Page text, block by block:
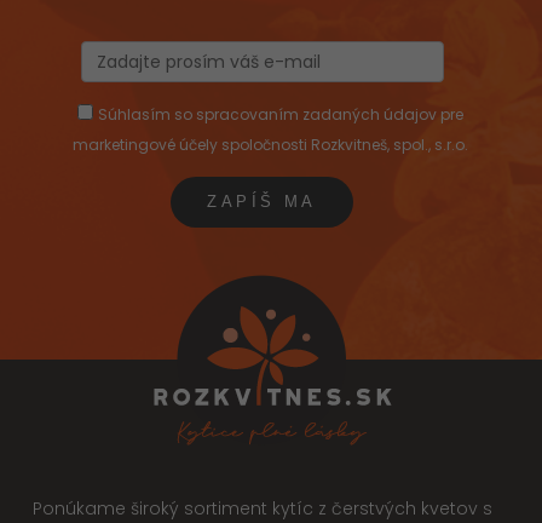
Súhlasím so spracovaním zadaných údajov pre
marketingové účely spoločnosti Rozkvitneš, spol., s.r.o.
Ponúkame široký sortiment kytíc z čerstvých kvetov s